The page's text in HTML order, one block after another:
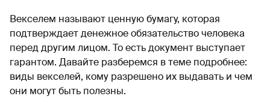
Векселем называют ценную бумагу, которая
подтверждает денежное обязательство человека
перед другим лицом. То есть документ выступает
гарантом. Давайте разберемся в теме подробнее:
виды векселей, кому разрешено их выдавать и чем
они могут быть полезны.